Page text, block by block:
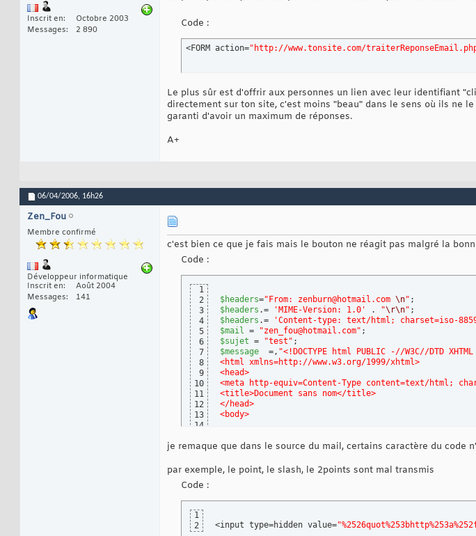
Inscrit en
Octobre 2003
Messages
2 890
Code :
<FORM action="http://www.tonsite.com/
Le plus sûr est d'offrir aux personnes un lien avec leur identifiant
directement sur ton site, c'est moins "beau" dans le sens où ils ne
garanti d'avoir un maximum de réponses.
A+
06/04/2006, 16h26
Zen_Fou
Membre confirmé
Développeur informatique
Inscrit en
Août 2004
Messages
141
c'est bien ce que je fais mais le bouton ne réagit pas malgré la
Code :
1
2
3
4
5
6
7
8
9
10
11
12
13
14
16
18
20
21
22
23
24
$headers="From: zenburn@hotmail.com \n"
$headers .= 'MIME-Version: 1.0' . "\r\n"
$headers .= 'Content-type: text/html; charset=iso-
$mail = "zen_fou@hotmail.com"
$sujet = "test"
$message
  =,
"<!DOCTYPE html PUBLIC -//W3C//DTD
<html xmlns=http://www.w3.org/1999/xhtml>
<head>
<meta http-equiv=Content-Type content=text/html;
<title>Document sans nom</title>
</head>
<body>
  <table width=200 border=1>
      <td>nom</td>
      <td><input type=text name=nom /></td>
      <td><input type=text name=prenom /></td>
    </tr>
je remaque que dans le source du mail, certains caractère du code
par exemple, le point, le slash, le 2points sont mal transmis
Code :
1
2
<input type=hidden value=